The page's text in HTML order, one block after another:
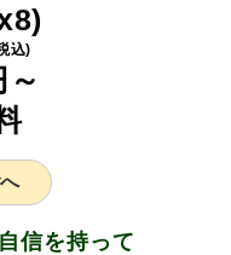
～
込)
信を持って